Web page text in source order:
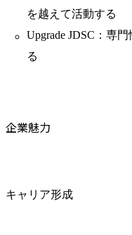
を越えて活動する
Upgrade JDSC：専
る
企業魅力
キャリア形成